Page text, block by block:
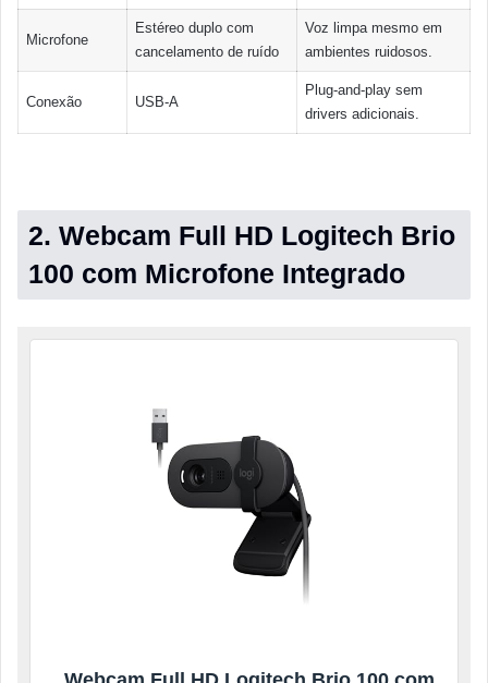
Microfone
Estéreo duplo com
cancelamento de ruído
Voz limpa mesmo em
ambientes ruidosos.
Conexão USB-A
Plug-and-play sem
drivers adicionais.
2. Webcam Full HD Logitech Brio
100 com Microfone Integrado